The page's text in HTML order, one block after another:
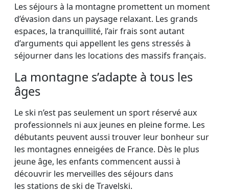
Les séjours à la montagne promettent un moment
d’évasion dans un paysage relaxant. Les grands
espaces, la tranquillité, l’air frais sont autant
d’arguments qui appellent les gens stressés à
séjourner dans les locations des massifs français.
La montagne s’adapte à tous les
âges
Le ski n’est pas seulement un sport réservé aux
professionnels ni aux jeunes en pleine forme. Les
débutants peuvent aussi trouver leur bonheur sur
les montagnes enneigées de France. Dès le plus
jeune âge, les enfants commencent aussi à
découvrir les merveilles des séjours dans
les stations de ski de Travelski.